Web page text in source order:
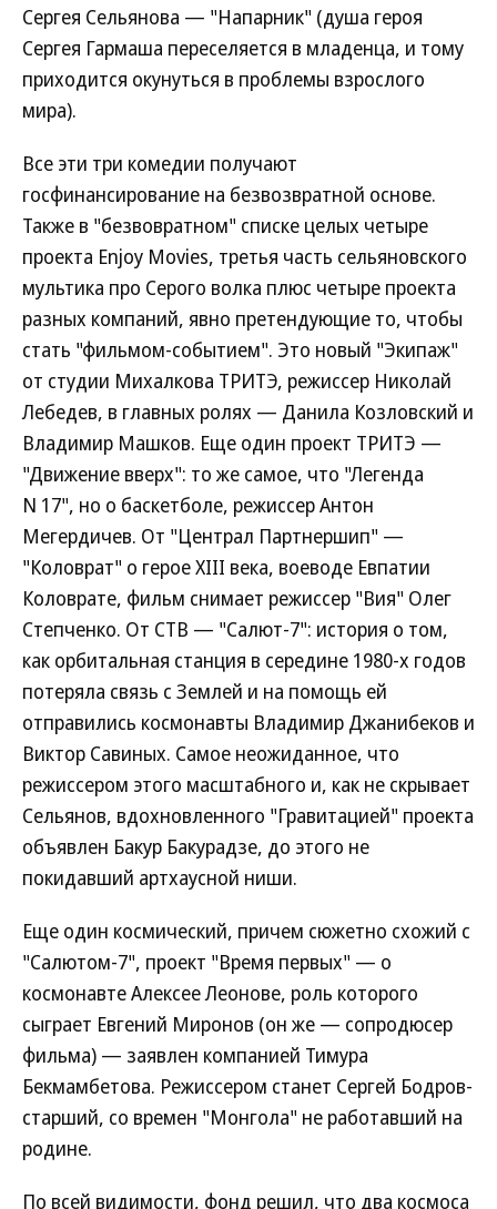
Сергея Сельянова — "Напарник" (душа героя
Сергея Гармаша переселяется в младенца, и тому
приходится окунуться в проблемы взрослого
мира).
Все эти три комедии получают
госфинансирование на безвозвратной основе.
Также в "безвовратном" списке целых четыре
проекта Enjoy Movies, третья часть сельяновского
мультика про Серого волка плюс четыре проекта
разных компаний, явно претендующие то, чтобы
стать "фильмом-событием". Это новый "Экипаж"
от студии Михалкова ТРИТЭ, режиссер Николай
Лебедев, в главных ролях — Данила Козловский и
Владимир Машков. Еще один проект ТРИТЭ —
"Движение вверх": то же самое, что "Легенда
N 17", но о баскетболе, режиссер Антон
Мегердичев. От "Централ Партнершип" —
"Коловрат" о герое XIII века, воеводе Евпатии
Коловрате, фильм снимает режиссер "Вия" Олег
Степченко. От СТВ — "Салют-7": история о том,
как орбитальная станция в середине 1980-х годов
потеряла связь с Землей и на помощь ей
отправились космонавты Владимир Джанибеков и
Виктор Савиных. Самое неожиданное, что
режиссером этого масштабного и, как не скрывает
Сельянов, вдохновленного "Гравитацией" проекта
объявлен Бакур Бакурадзе, до этого не
покидавший артхаусной ниши.
Еще один космический, причем сюжетно схожий с
"Салютом-7", проект "Время первых" — о
космонавте Алексее Леонове, роль которого
сыграет Евгений Миронов (он же — сопродюсер
фильма) — заявлен компанией Тимура
Бекмамбетова. Режиссером станет Сергей Бодров-
старший, со времен "Монгола" не работавший на
родине.
По всей видимости, фонд решил, что два космоса